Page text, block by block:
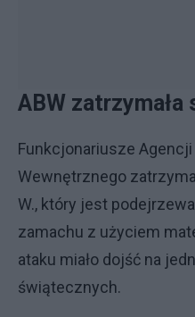
ABW
Funkcjonariusze
Wewnętrznego
W., który jest
zamachu z użyciem
ataku miało dojść na
świątecznych.